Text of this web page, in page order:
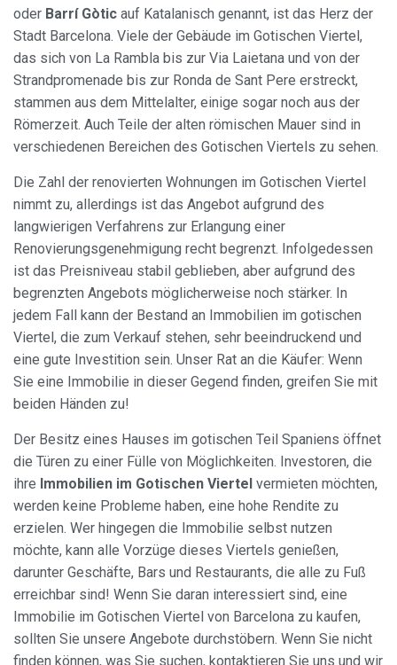
oder Barrí Gòtic auf Katalanisch genannt, ist das Herz der
Stadt Barcelona. Viele der Gebäude im Gotischen Viertel,
das sich von La Rambla bis zur Via Laietana und von der
Strandpromenade bis zur Ronda de Sant Pere erstreckt,
stammen aus dem Mittelalter, einige sogar noch aus der
Römerzeit. Auch Teile der alten römischen Mauer sind in
verschiedenen Bereichen des Gotischen Viertels zu sehen.
Die Zahl der renovierten Wohnungen im Gotischen Viertel
nimmt zu, allerdings ist das Angebot aufgrund des
langwierigen Verfahrens zur Erlangung einer
Renovierungsgenehmigung recht begrenzt. Infolgedessen
ist das Preisniveau stabil geblieben, aber aufgrund des
begrenzten Angebots möglicherweise noch stärker. In
jedem Fall kann der Bestand an Immobilien im gotischen
Viertel, die zum Verkauf stehen, sehr beeindruckend und
eine gute Investition sein. Unser Rat an die Käufer: Wenn
Sie eine Immobilie in dieser Gegend finden, greifen Sie mit
beiden Händen zu!
Der Besitz eines Hauses im gotischen Teil Spaniens öffnet
die Türen zu einer Fülle von Möglichkeiten. Investoren, die
ihre Immobilien im Gotischen Viertel vermieten möchten,
werden keine Probleme haben, eine hohe Rendite zu
erzielen. Wer hingegen die Immobilie selbst nutzen
möchte, kann alle Vorzüge dieses Viertels genießen,
darunter Geschäfte, Bars und Restaurants, die alle zu Fuß
erreichbar sind! Wenn Sie daran interessiert sind, eine
Immobilie im Gotischen Viertel von Barcelona zu kaufen,
sollten Sie unsere Angebote durchstöbern. Wenn Sie nicht
finden können, was Sie suchen, kontaktieren Sie uns und wir